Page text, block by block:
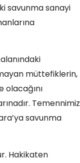
savunma sanayi
müttefiklerin,
Temennimiz
savunma
Hakikaten